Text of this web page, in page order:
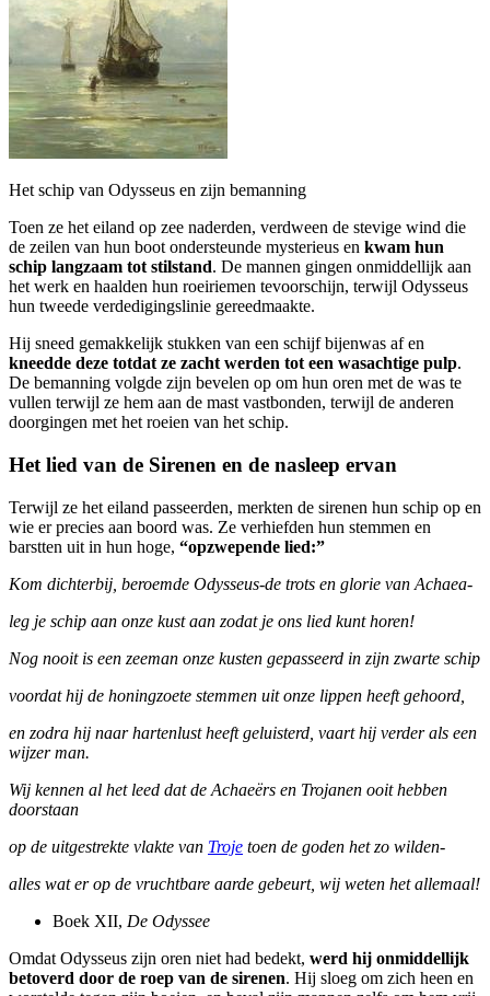
Het schip van Odysseus en zijn bemanning
Toen ze het eiland op zee naderden, verdween de stevige wind die
de zeilen van hun boot ondersteunde mysterieus en kwam hun
schip langzaam tot stilstand. De mannen gingen onmiddellijk aan
het werk en haalden hun roeiriemen tevoorschijn, terwijl Odysseus
hun tweede verdedigingslinie gereedmaakte.
Hij sneed gemakkelijk stukken van een schijf bijenwas af en
kneedde deze totdat ze zacht werden tot een wasachtige pulp.
De bemanning volgde zijn bevelen op om hun oren met de was te
vullen terwijl ze hem aan de mast vastbonden, terwijl de anderen
doorgingen met het roeien van het schip.
Het lied van de Sirenen en de nasleep ervan
Terwijl ze het eiland passeerden, merkten de sirenen hun schip op en
wie er precies aan boord was. Ze verhiefden hun stemmen en
barstten uit in hun hoge, “opzwepende lied:”
Kom dichterbij, beroemde Odysseus-de trots en glorie van Achaea-
leg je schip aan onze kust aan zodat je ons lied kunt horen!
Nog nooit is een zeeman onze kusten gepasseerd in zijn zwarte schip
voordat hij de honingzoete stemmen uit onze lippen heeft gehoord,
en zodra hij naar hartenlust heeft geluisterd, vaart hij verder als een
wijzer man.
Wij kennen al het leed dat de Achaeërs en Trojanen ooit hebben
doorstaan
op de uitgestrekte vlakte van Troje toen de goden het zo wilden-
alles wat er op de vruchtbare aarde gebeurt, wij weten het allemaal!
Boek XII, De Odyssee
Omdat Odysseus zijn oren niet had bedekt, werd hij onmiddellijk
betoverd door de roep van de sirenen. Hij sloeg om zich heen en